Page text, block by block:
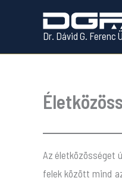
Dr. Dávid G. Ferenc
Az életközösséget
felek között mind